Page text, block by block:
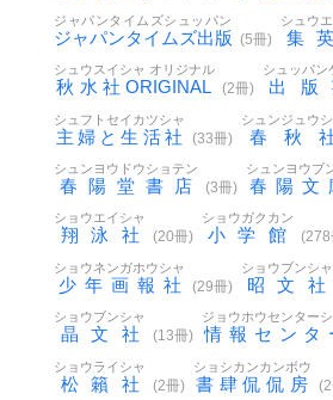
ジャパンタイムズ出版
ジャパンタイムズシュッパン
(5冊) 集
シュウ
秋水社ORIGINAL
シュウスイシャ オリジナル
(2冊) 出版
シュッパン
主婦と生活社
シュフトセイカツシャ
(33冊) 春秋
シュンジュウ
春陽堂書店
シュンヨウドウショテン
(3冊) 春陽文
シュンヨウブ
翔泳社
ショウエイシャ
(20冊) 小学館
ショウガクカン
(278
少年画報社
ショウネンガホウシャ
(29冊) 昭文社
ショウブンシャ
晶文社
ショウブンシャ
(13冊) 情報センタ
ジョウホウセンター
松籟社
ショウライシャ
(2冊) 書肆侃侃房
ショシカンカンボウ